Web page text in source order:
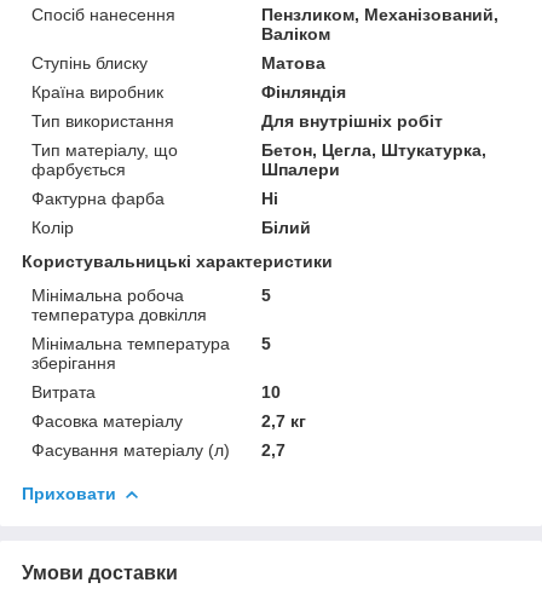
Спосіб нанесення
Пензликом, Механізований,
Валіком
Ступінь блиску
Матова
Країна виробник
Фінляндія
Тип використання
Для внутрішніх робіт
Тип матеріалу, що
фарбується
Бетон, Цегла, Штукатурка,
Шпалери
Фактурна фарба
Ні
Колір
Білий
Користувальницькі характеристики
Мінімальна робоча
температура довкілля
5
Мінімальна температура
зберігання
5
Витрата
10
Фасовка матеріалу
2,7 кг
Фасування матеріалу (л)
2,7
Приховати
Умови доставки